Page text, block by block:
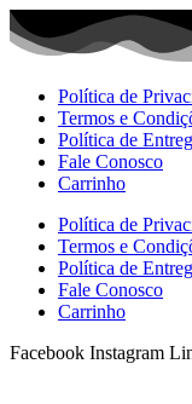
Ir
para
Política de
Termos e
Política de
Fale Conosco
Carrinho
Política de
Termos e
Política de
Fale Conosco
Carrinho
Facebook Instagram